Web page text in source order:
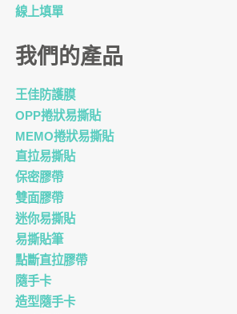
線上填單
我們的產品
王佳防護膜
OPP捲狀易撕貼
MEMO捲狀易撕貼
直拉易撕貼
保密膠帶
雙面膠帶
迷你易撕貼
易撕貼筆
點斷直拉膠帶
隨手卡
造型隨手卡